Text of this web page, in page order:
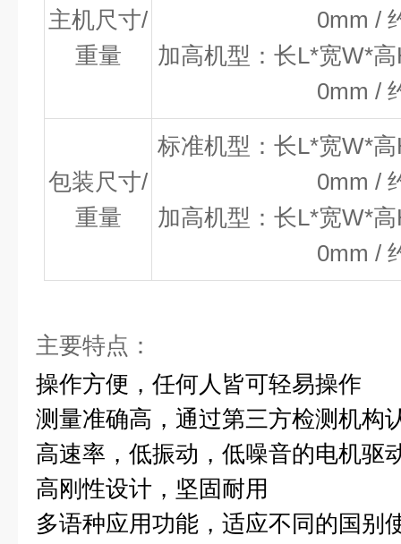
主机尺寸/
重量
0mm /
加高机型：长L*宽W*高
0mm /
包装尺寸/
重量
标准机型：长L*宽W*高
0mm /
加高机型：长L*宽W*高
0mm /
主要特点：
操作方便，任何人皆可轻易操作
测量准确高，通过第三方检测机构
高速率，低振动，低噪音的电机驱
高刚性设计，坚固耐用
多语种应用功能，适应不同的国